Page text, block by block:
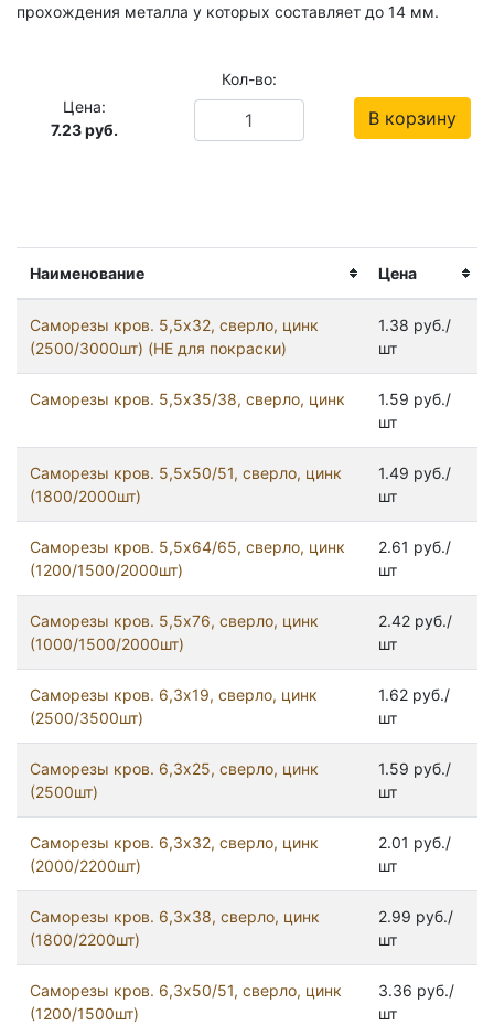
Наименование Цена
Саморезы кров. 5,5x32, сверло, цинк
(2500/3000шт) (НЕ для покраски)
1.38 руб./
шт
Саморезы кров. 5,5x35/38, сверло, цинк
1.59 руб./
шт
Саморезы кров. 5,5x50/51, сверло, цинк
(1800/2000шт)
1.49 руб./
шт
Саморезы кров. 5,5x64/65, сверло, цинк
(1200/1500/2000шт)
2.61 руб./
шт
Саморезы кров. 5,5x76, сверло, цинк
(1000/1500/2000шт)
2.42 руб./
шт
Саморезы кров. 6,3x19, сверло, цинк
(2500/3500шт)
1.62 руб./
шт
Саморезы кров. 6,3x25, сверло, цинк
(2500шт)
1.59 руб./
шт
Саморезы кров. 6,3x32, сверло, цинк
(2000/2200шт)
2.01 руб./
шт
Саморезы кров. 6,3x38, сверло, цинк
(1800/2200шт)
2.99 руб./
шт
Саморезы кров. 6,3x50/51, сверло, цинк
(1200/1500шт)
3.36 руб./
шт
прохождения металла у которых составляет до 14 мм.
Цена:
7.23 руб.
Кол-во:
В корзину